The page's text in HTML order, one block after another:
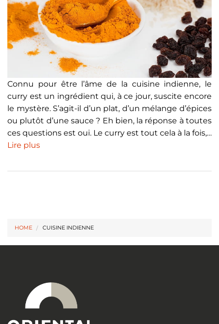
Connu pour être l’âme de la cuisine indienne, le
curry est un ingrédient qui, à ce jour, suscite encore
le mystère. S’agit-il d’un plat, d’un mélange d’épices
ou plutôt d’une sauce ? Eh bien, la réponse à toutes
ces questions est oui. Le curry est tout cela à la fois,…
Lire plus
HOME CUISINE INDIENNE